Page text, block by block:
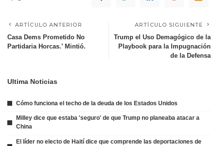
ARTÍCULO ANTERIOR
Casa Dems Prometido No
Partidaria Horcas.’ Mintió.
ARTÍCULO SIGUIENTE
Trump el Uso Demagógico de la
Playbook para la Impugnación
de la Defensa
Ultima Noticias
Cómo funciona el techo de la deuda de los Estados Unidos
Milley dice que estaba 'seguro' de que Trump no planeaba atacar a
China
El líder no electo de Haití dice que comprende las deportaciones de